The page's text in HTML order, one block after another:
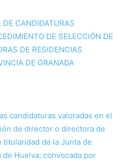
DE CANDIDATURAS
DE SELECCIÓN DE
DE RESIDENCIAS
DE GRANADA
candidaturas valoradas en el
de director o directora de
de la Junta de
Huelva, convocada por